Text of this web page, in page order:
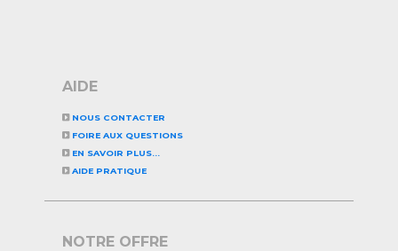
AIDE
NOUS CONTACTER
FOIRE AUX QUESTIONS
EN SAVOIR PLUS...
AIDE PRATIQUE
NOTRE OFFRE